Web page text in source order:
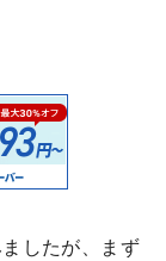
したが、まず